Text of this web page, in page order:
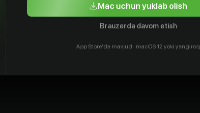
Mac uchun yuklab olish
Brauzerda davom etish
App Store'da mavjud · macOS 12 yoki yangiroq